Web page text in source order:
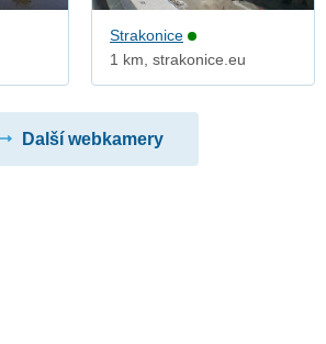
Strakonice
1 km, strakonice.eu
Další webkamery